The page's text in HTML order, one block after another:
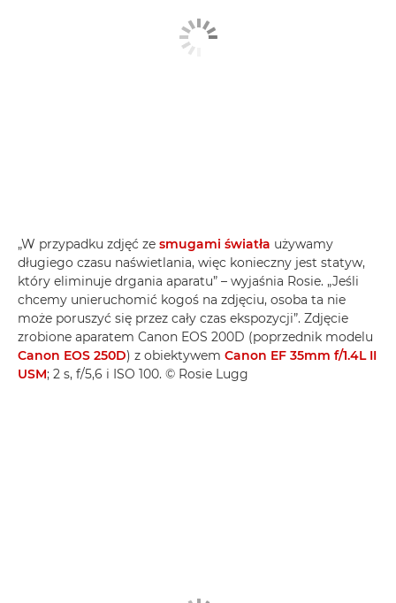
„W przypadku zdjęć ze smugami światła używamy
długiego czasu naświetlania, więc konieczny jest statyw,
który eliminuje drgania aparatu” – wyjaśnia Rosie. „Jeśli
chcemy unieruchomić kogoś na zdjęciu, osoba ta nie
może poruszyć się przez cały czas ekspozycji”. Zdjęcie
zrobione aparatem Canon EOS 200D (poprzednik modelu
Canon EOS 250D) z obiektywem Canon EF 35mm f/1.4L II
USM; 2 s, f/5,6 i ISO 100. © Rosie Lugg